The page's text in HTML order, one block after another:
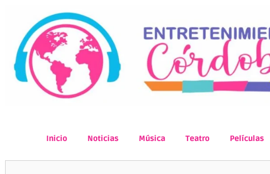
Inicio Noticias Música Teatro Películas